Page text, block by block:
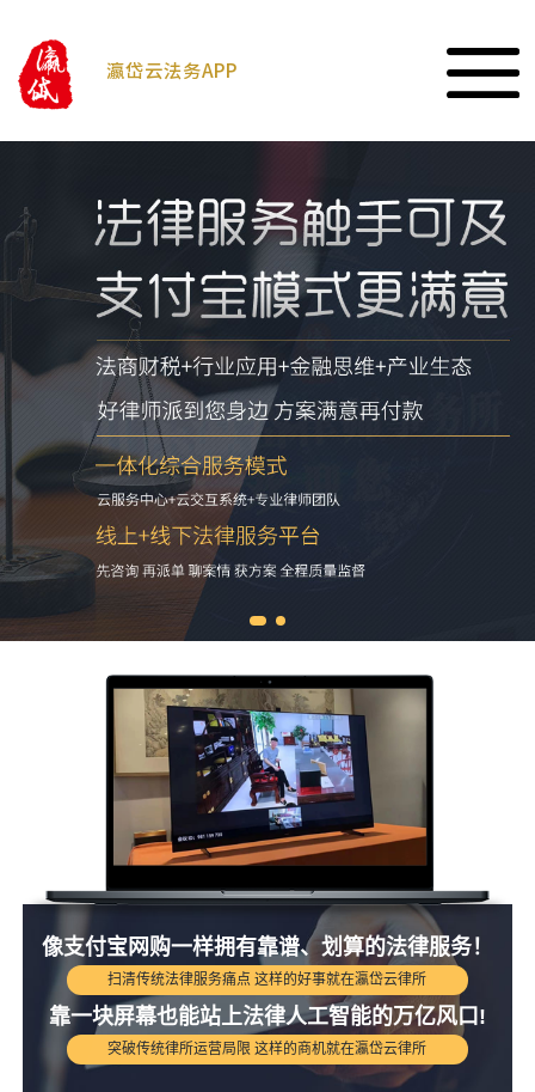
瀛岱云法务APP
像支付宝网购一样拥有靠谱、划算的法律服务！
扫清传统法律服务痛点 这样的好事就在瀛岱云律所
靠一块屏幕也能站上法律人工智能的万亿风口!
突破传统律所运营局限 这样的商机就在瀛岱云律所